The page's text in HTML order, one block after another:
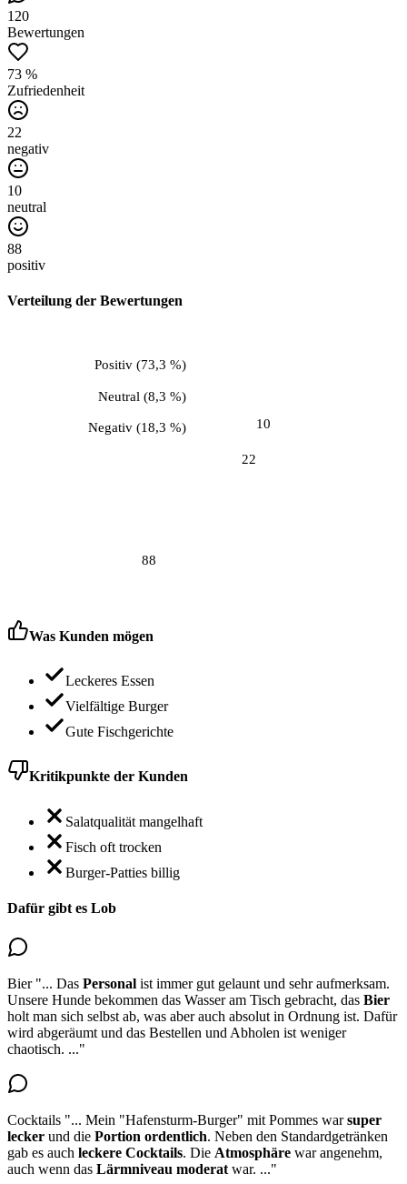
120
Bewertungen
73 %
Zufriedenheit
22
negativ
10
neutral
88
positiv
Verteilung der Bewertungen
22
Negativ(18,3 %) 10
Neutral (8,3 %)
88
Positiv(73,3 %)
Was Kunden mögen
Leckeres Essen
Vielfältige Burger
Gute Fischgerichte
Kritikpunkte der Kunden
Salatqualität mangelhaft
Fisch oft trocken
Burger-Patties billig
Dafür gibt es Lob
Bier "... Das Personal ist immer gut gelaunt und sehr aufmerksam.
Unsere Hunde bekommen das Wasser am Tisch gebracht, das Bier
holt man sich selbst ab, was aber auch absolut in Ordnung ist. Dafür
wird abgeräumt und das Bestellen und Abholen ist weniger
chaotisch. ..."
Cocktails "... Mein "Hafensturm-Burger" mit Pommes warsuper
lecker und die Portion ordentlich. Neben den Standardgetränken
gab es auch leckere Cocktails. Die Atmosphäre war angenehm,
auch wenn das Lärmniveau moderat war. ..."